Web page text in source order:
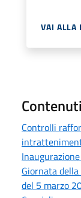
VAI ALLA
Controlli
Giornata
del 5 marzo